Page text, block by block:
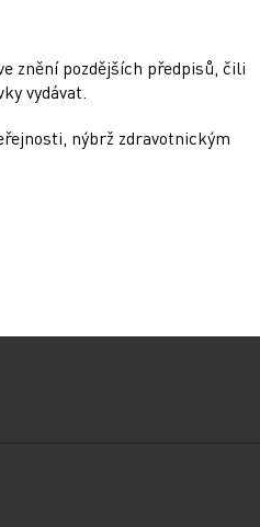
znění pozdějších předpisů, čili
vydávat.
nýbrž zdravotnickým